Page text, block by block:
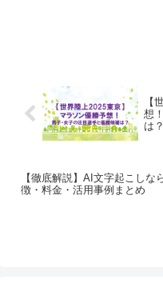
【
想
は？
【徹底解説】AI文字起こしな
徴・料金・活用事例まとめ